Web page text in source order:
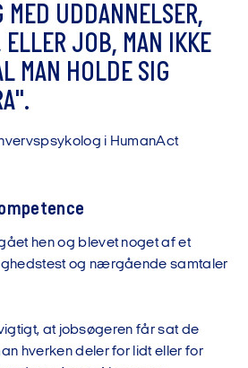
MED UDDANNELSER,
ELLER JOB, MAN IKKE
L MAN HOLDE SIG
A".
hvervspsykolog i HumanAct
hen og blevet noget af et
og nærgående samtaler
at jobsøgeren får sat de
hverken deler for lidt eller for